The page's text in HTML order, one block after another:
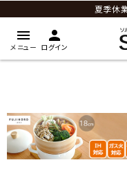
夏季休
menu
メニュー
person
ログイン